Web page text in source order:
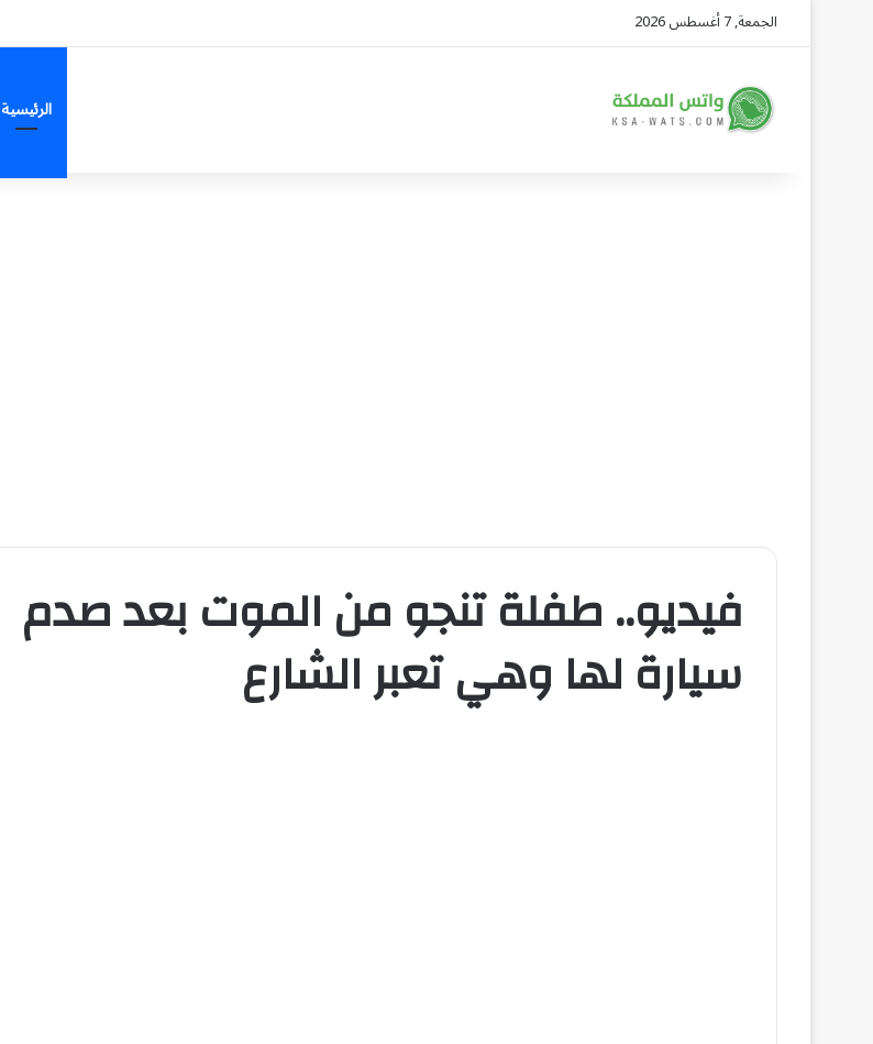
الجمعة, 7 أغسطس 2026
الرئيسية
فيديو.. طفلة تنجو من الموت بعد صدم
سيارة لها وهي تعبر الشارع